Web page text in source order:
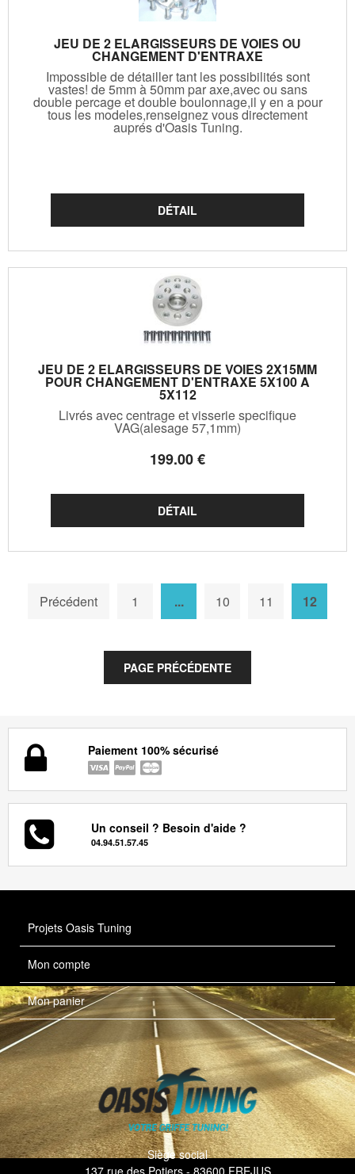
JEU DE 2 ELARGISSEURS DE VOIES OU
CHANGEMENT D'ENTRAXE
Impossible de détailler tant les possibilités sont
vastes! de 5mm à 50mm par axe,avec ou sans
double percage et double boulonnage,il y en a pour
tous les modeles,renseignez vous directement
auprés d'Oasis Tuning.
JEU DE 2 ELARGISSEURS DE VOIES 2X15MM
POUR CHANGEMENT D'ENTRAXE 5X100 A
5X112
Livrés avec centrage et visserie specifique
VAG(alesage 57,1mm)
199.00€
Précédent 1 ... 10 11 12
Paiement 100% sécurisé
Un conseil ? Besoin d'aide ?
04.94.51.57.45
Projets Oasis Tuning
Mon compte
Mon panier
Siège social